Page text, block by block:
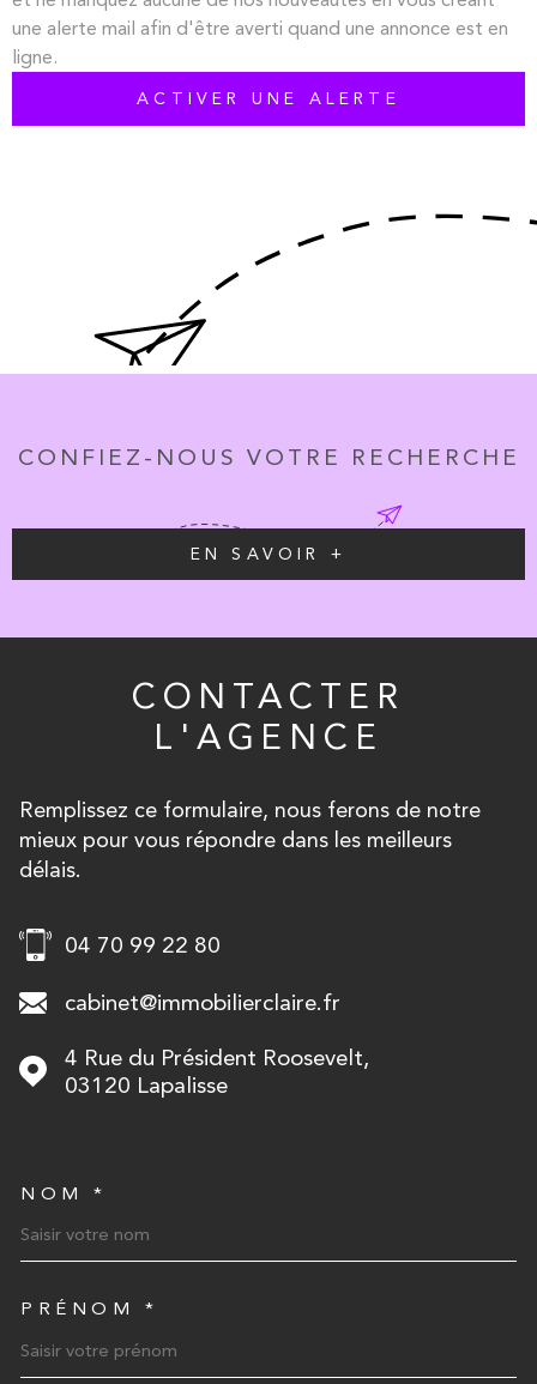
une alerte mail afin d'être averti quand une annonce est en
ligne.
ACTIVER UNE ALERTE
CONFIEZ-NOUS VOTRE RECHERCHE
EN SAVOIR +
CONTACTER
L'AGENCE
Remplissez ce formulaire, nous ferons de notre
mieux pour vous répondre dans les meilleurs
délais.
04 70 99 22 80
cabinet@immobilierclaire.fr
4 Rue du Président Roosevelt,
03120
Lapalisse
NOM *
PRÉNOM *
PLUS DE CRITÈRES
RECHERCHER